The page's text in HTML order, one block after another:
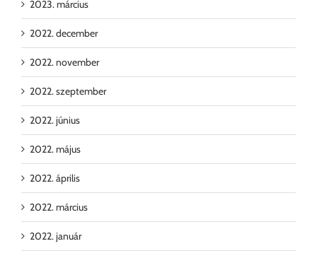
2023. március
2022. december
2022. november
2022. szeptember
2022. június
2022. május
2022. április
2022. március
2022. január